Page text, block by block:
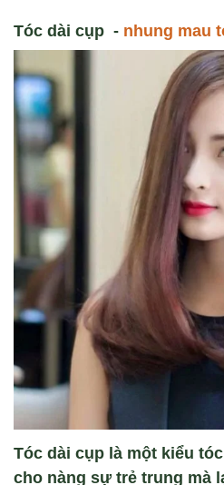
Tóc dài cụp - nhung mau
Tóc dài cụp là một kiểu
cho nàng sự trẻ trung mà